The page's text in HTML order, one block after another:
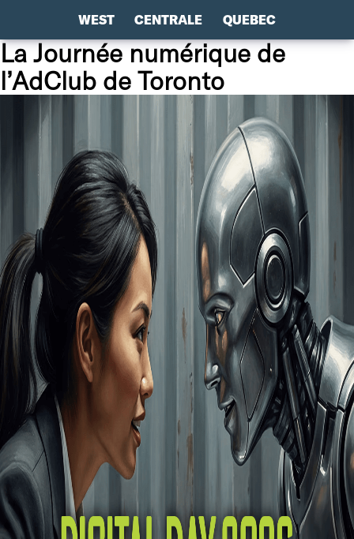
WEST CENTRALE QUEBEC
La Journée numérique de
l’AdClub de Toronto